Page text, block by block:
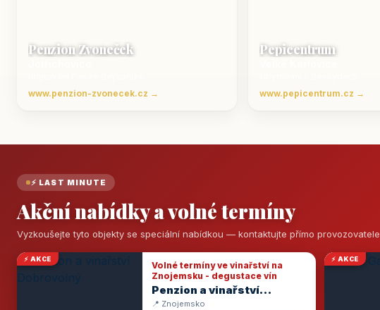
Penzion Zvoneček
www.penzion-zvonecek.cz →
Pepicentrum
www.pepicentrum.cz →
⚡ LAST MINUTE
Akční nabídky a volné termíny
Vyzkoušejte tyto objekty se speciální nabídkou — kontaktujte přímo provozovatele
⚡ AKCE
Volné termíny ve vinařství na
Znojemsku - degustace vín
Penzion a vinařství
Dobrovolný
📍 Znojemsko
⚡ AKCE